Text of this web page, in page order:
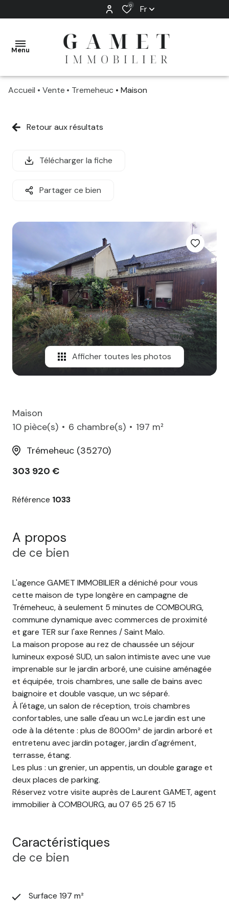
0 Fr
Menu
LOUER
NOS
ESTIMATION
MARKET
GESTION
CONTACT
Accueil Vente Tremeheuc Maison
Retour aux résultats
Télécharger la fiche
Partager ce bien
Afficher toutes les photos
Maison
10 pièce(s)
6 chambre(s)
197 m²
Trémeheuc (35270)
303 920 €
Référence 1033
A propos
de ce bien
L'agence GAMET IMMOBILIER a déniché pour vous
cette maison de type longère en campagne de
Trémeheuc, à seulement 5 minutes de COMBOURG,
commune dynamique avec commerces de proximité
et gare TER sur l'axe Rennes / Saint Malo.
La maison propose au rez de chaussée un séjour
lumineux exposé SUD, un salon intimiste avec une vue
imprenable sur le jardin arboré, une cuisine aménagée
et équipée, trois chambres, une salle de bains avec
baignoire et double vasque, un wc séparé.
À l'étage, un salon de réception, trois chambres
confortables, une salle d'eau un wc.Le jardin est une
ode à la détente : plus de 8000m² de jardin arboré et
entretenu avec jardin potager, jardin d'agrément,
terrasse, étang.
Les plus : un grenier, un appentis, un double garage et
deux places de parking.
Réservez votre visite auprès de Laurent GAMET, agent
immobilier à COMBOURG, au 07 65 25 67 15
Caractéristiques
de ce bien
Surface 197 m²